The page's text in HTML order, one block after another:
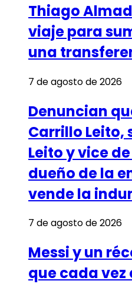
Thiago
viaje para
una
7 de agosto de 2026
Denuncian
Carrillo Leito,
Leito y vice
dueño de la
vende la
7 de agosto de 2026
Messi y un
que cada vez